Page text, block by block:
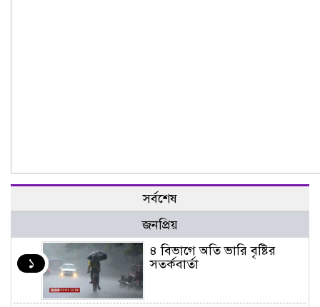
সর্বশেষ
জনপ্রিয়
১
৪ বিভাগে অতি ভারি বৃষ্টির
সতর্কবার্তা